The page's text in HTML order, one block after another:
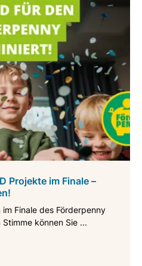
Projekte im Finale –
Finale des Förderpenny
können Sie ...